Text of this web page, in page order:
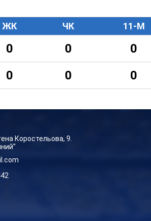
ЖК ЧК 11-М
0 0
0
0 0 0
Коростельова, 9.